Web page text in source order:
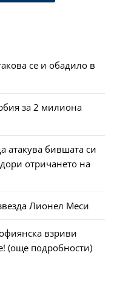
се и обадило в
за 2 милиона
атакува бившата си
отричането на
Лионел Меси
взриви
(още подробности)